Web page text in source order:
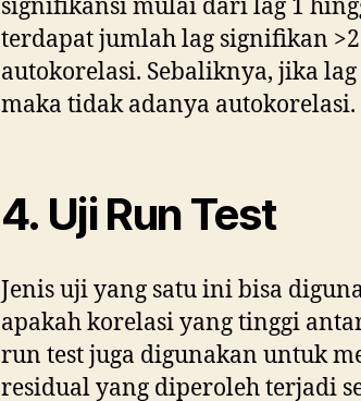
signifikansi mulai dari lag 1
terdapat jumlah lag signifikan
autokorelasi. Sebaliknya, jika
maka tidak adanya autokorelasi.
4. Uji Run Test
Jenis uji yang satu ini bisa
apakah korelasi yang tinggi
run test juga digunakan untuk
residual yang diperoleh terjadi